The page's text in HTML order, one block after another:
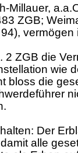
Millauer,
ZGB;
2 ZGB die
wie
bloss die
Der
alle